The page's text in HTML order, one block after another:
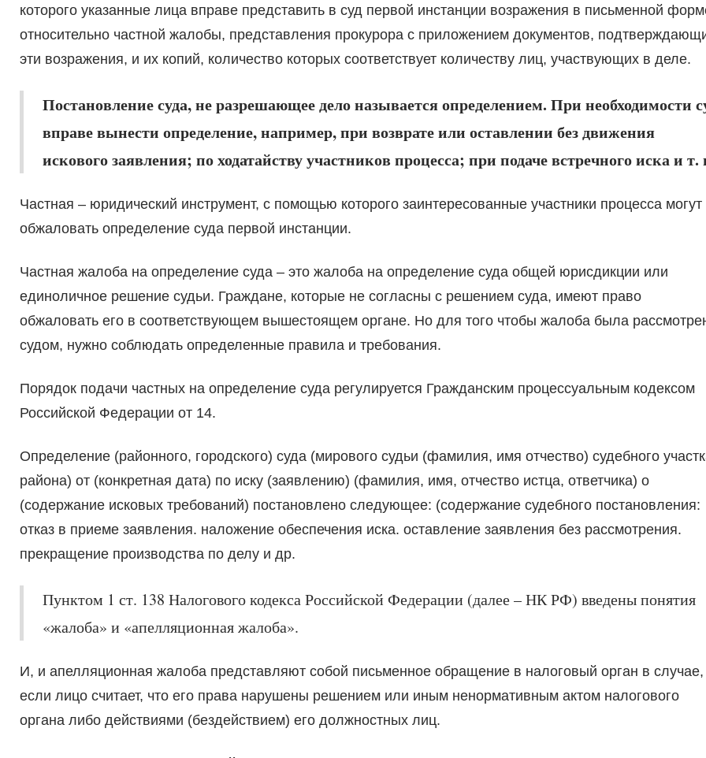
которого указанные лица вправе представить в суд первой инстанции возражения в письменной
относительно частной жалобы, представления прокурора с приложением документов,
эти возражения, и их копий, количество которых соответствует количеству лиц, участвующих в деле.
Постановление суда, не разрешающее дело называется определением. При необходимости
вправе вынести определение, например, при возврате или оставлении без движения
искового заявления; по ходатайству участников процесса; при подаче встречного иска и т.
Частная – юридический инструмент, с помощью которого заинтересованные участники процесса могут
обжаловать определение суда первой инстанции.
Частная жалоба на определение суда – это жалоба на определение суда общей юрисдикции или
единоличное решение судьи. Граждане, которые не согласны с решением суда, имеют право
обжаловать его в соответствующем вышестоящем органе. Но для того чтобы жалоба была
судом, нужно соблюдать определенные правила и требования.
Порядок подачи частных на определение суда регулируется Гражданским процессуальным кодексом
Российской Федерации от 14.
Определение (районного, городского) суда (мирового судьи (фамилия, имя отчество) судебного
района) от (конкретная дата) по иску (заявлению) (фамилия, имя, отчество истца, ответчика) о
(содержание исковых требований) постановлено следующее: (содержание судебного постановления:
отказ в приеме заявления. наложение обеспечения иска. оставление заявления без рассмотрения.
прекращение производства по делу и др.
Пунктом 1 ст. 138 Налогового кодекса Российской Федерации (далее – НК РФ) введены понятия
«жалоба» и «апелляционная жалоба».
И, и апелляционная жалоба представляют собой письменное обращение в налоговый орган в случае,
если лицо считает, что его права нарушены решением или иным ненормативным актом налогового
органа либо действиями (бездействием) его должностных лиц.